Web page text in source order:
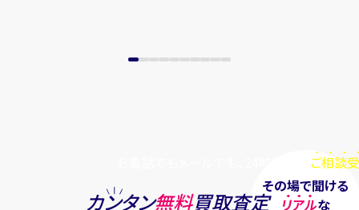
ご相談
その場で聞ける
リアルな
カンタン無料買取査定